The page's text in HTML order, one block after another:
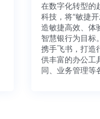
在数字化转
科技，将“敏
造敏捷高效
智慧银行为
携手飞书，
供丰富的办
同、业务管